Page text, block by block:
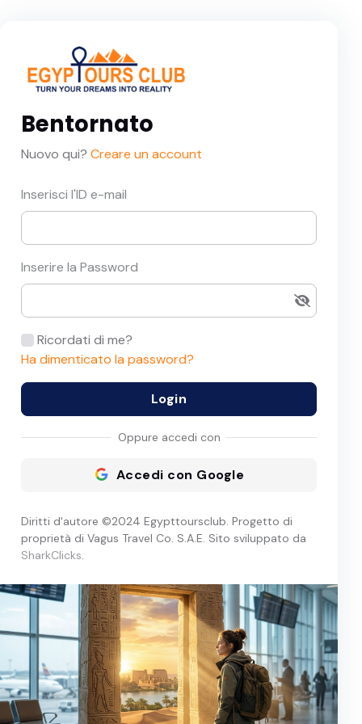
Bentornato
Nuovo qui? Creare un account
Inserisci l'ID e-mail
Inserire la Password
Ricordati di me?
Ha dimenticato la password?
Login
Oppure accedi con
Accedi con Google
Diritti d'autore ©2024 Egypttoursclub. Progetto di
proprietà di Vagus Travel Co. S.A.E. Sito sviluppato da
SharkClicks.